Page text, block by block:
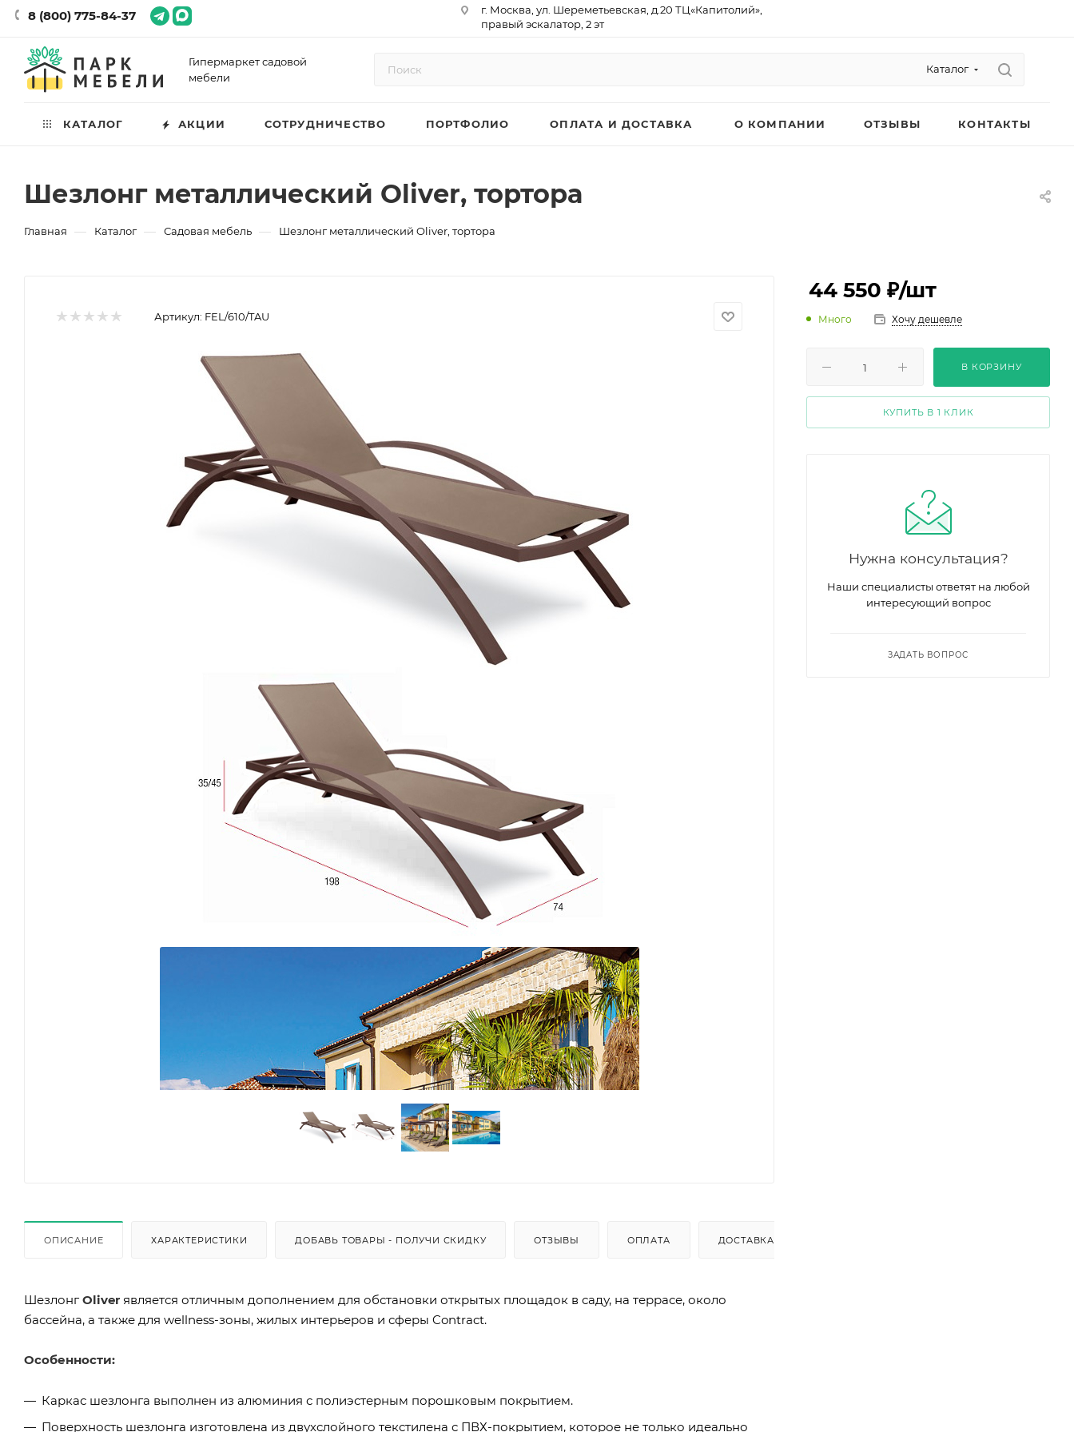
8 (800) 775-84-37
г. Москва, ул. Шереметьевская, д.20 ТЦ«Капитолий»,
правый эскалатор, 2 эт
р/сч 40702810410000761715
Гипермаркет садовой
мебели
Каталог
КАТАЛОГ АКЦИИ СОТРУДНИЧЕСТВО ПОРТФОЛИО ОПЛАТА И ДОСТАВКА О КОМПАНИИ ОТЗЫВЫ КОНТАКТЫ
Шезлонг металлический Oliver, тортора
Главная — Каталог — Садовая мебель — Шезлонг металлический Oliver, тортора
Артикул: FEL/610/TAU
ОПИСАНИЕ ХАРАКТЕРИСТИКИ ДОБАВЬ ТОВАРЫ - ПОЛУЧИ СКИДКУ ОТЗЫВЫ ОПЛАТА ДОСТАВКА
Шезлонг Oliver является отличным дополнением для обстановки открытых площадок в саду, на террасе, около
бассейна, а также для wellness-зоны, жилых интерьеров и сферы Contract.
Особенности:
Каркас шезлонга выполнен из алюминия с полиэстерным порошковым покрытием.
Поверхность шезлонга изготовлена из двухслойного текстилена с ПВХ-покрытием, которое не только идеально
44 550 ₽/шт
Много Хочу дешевле
В КОРЗИНУ
КУПИТЬ В 1 КЛИК
Нужна консультация?
Наши специалисты ответят на любой
интересующий вопрос
ЗАДАТЬ ВОПРОС